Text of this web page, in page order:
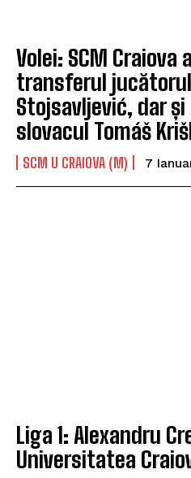
Volei: SCM Craiova
transferul
Stojsavljević, dar
slovacul Tomáš
SCM U CRAIOVA (M) 7
Liga 1: Alexandru
Universitatea